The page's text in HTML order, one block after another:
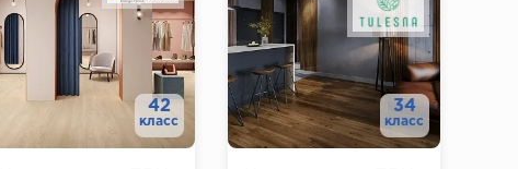
42
класс
34
класс